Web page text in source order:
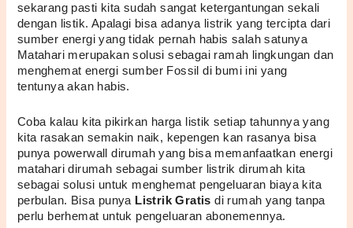
sekarang pasti kita sudah sangat ketergantungan sekali
dengan listik. Apalagi bisa adanya listrik yang tercipta dari
sumber energi yang tidak pernah habis salah satunya
Matahari merupakan solusi sebagai ramah lingkungan dan
menghemat energi sumber Fossil di bumi ini yang
tentunya akan habis.
Coba kalau kita pikirkan harga listik setiap tahunnya yang
kita rasakan semakin naik, kepengen kan rasanya bisa
punya powerwall dirumah yang bisa memanfaatkan energi
matahari dirumah sebagai sumber listrik dirumah kita
sebagai solusi untuk menghemat pengeluaran biaya kita
perbulan. Bisa punya Listrik Gratis di rumah yang tanpa
perlu berhemat untuk pengeluaran abonemennya.